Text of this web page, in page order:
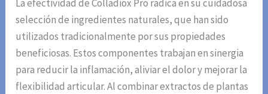
La efectividad de Colladiox Pro radica en su cuidadosa
selección de ingredientes naturales, que han sido
utilizados tradicionalmente por sus propiedades
beneficiosas. Estos componentes trabajan en sinergia
para reducir la inflamación, aliviar el dolor y mejorar la
flexibilidad articular. Al combinar extractos de plantas